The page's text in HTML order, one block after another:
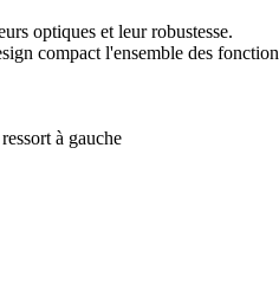
optiques et leur robustesse.
compact l'ensemble des
à gauche